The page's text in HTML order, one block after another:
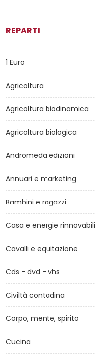
REPARTI
1 Euro
Agricoltura
Agricoltura biodinamica
Agricoltura biologica
Andromeda edizioni
Annuari e marketing
Bambini e ragazzi
Casa e energie rinnovabili
Cavalli e equitazione
Cds - dvd - vhs
Civiltà contadina
Corpo, mente, spirito
Cucina